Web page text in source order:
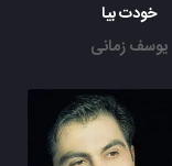
خودت بیا
یوسف زمانی